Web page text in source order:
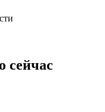
сейчас